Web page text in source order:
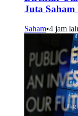
Juta
Saham•4 jam